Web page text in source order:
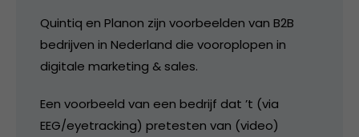
Quintiq en Planon zijn voorbeelden van B2B
bedrijven in Nederland die vooroplopen in
digitale marketing & sales.
Een voorbeeld van een bedrijf dat ’t (via
EEG/eyetracking) pretesten van (video)